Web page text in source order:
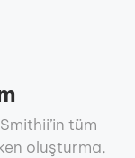
tüm
oluşturma,